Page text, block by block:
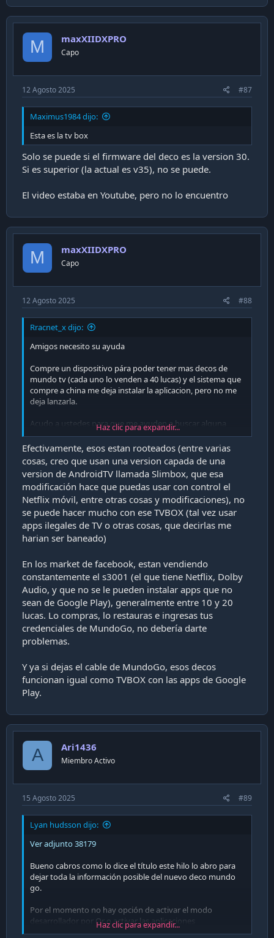
M maxXIIDXPRO
Capo
12 Agosto 2025 #87
Maximus1984 dijo:
Esta es la tv box
Solo se puede si el firmware del deco es la version 30.
Si es superior (la actual es v35), no se puede.
El video estaba en Youtube, pero no lo encuentro
M maxXIIDXPRO
Capo
12 Agosto 2025 #88
Rracnet_x dijo:
Amigos necesito su ayuda
Compre un dispositivo pára poder tener mas decos de
mundo tv (cada uno lo venden a 40 lucas) y el sistema que
compre a china me deja instalar la aplicacion, pero no me
deja lanzarla.
Acudo a ustedes para que me ayuden a buscar alguna
solución.
Les dejo foto del sistema AndroidTV que compre y la foto
de lo que me arroja la aplicacion Mundo
Agradecido de cualquier ayuda.
Haz clic para expandir...
Efectivamente, esos estan rooteados (entre varias
cosas, creo que usan una version capada de una
version de AndroidTV llamada Slimbox, que esa
modificación hace que puedas usar con control el
Netflix móvil, entre otras cosas y modificaciones), no
se puede hacer mucho con ese TVBOX (tal vez usar
apps ilegales de TV o otras cosas, que decirlas me
harian ser baneado)
En los market de facebook, estan vendiendo
constantemente el s3001 (el que tiene Netflix, Dolby
Audio, y que no se le pueden instalar apps que no
sean de Google Play), generalmente entre 10 y 20
lucas. Lo compras, lo restauras e ingresas tus
credenciales de MundoGo, no debería darte
problemas.
Y ya si dejas el cable de MundoGo, esos decos
funcionan igual como TVBOX con las apps de Google
Play.
A Ari1436
Miembro Activo
15 Agosto 2025 #89
Lyan hudsson dijo:
Ver adjunto 38179
Bueno cabros como lo dice el título este hilo lo abro para
dejar toda la información posible del nuevo deco mundo
go.
Por el momento no hay opción de activar el modo
desarrollador por Qr o activar las aplicaciones
desconocidas.
Haz clic para expandir...